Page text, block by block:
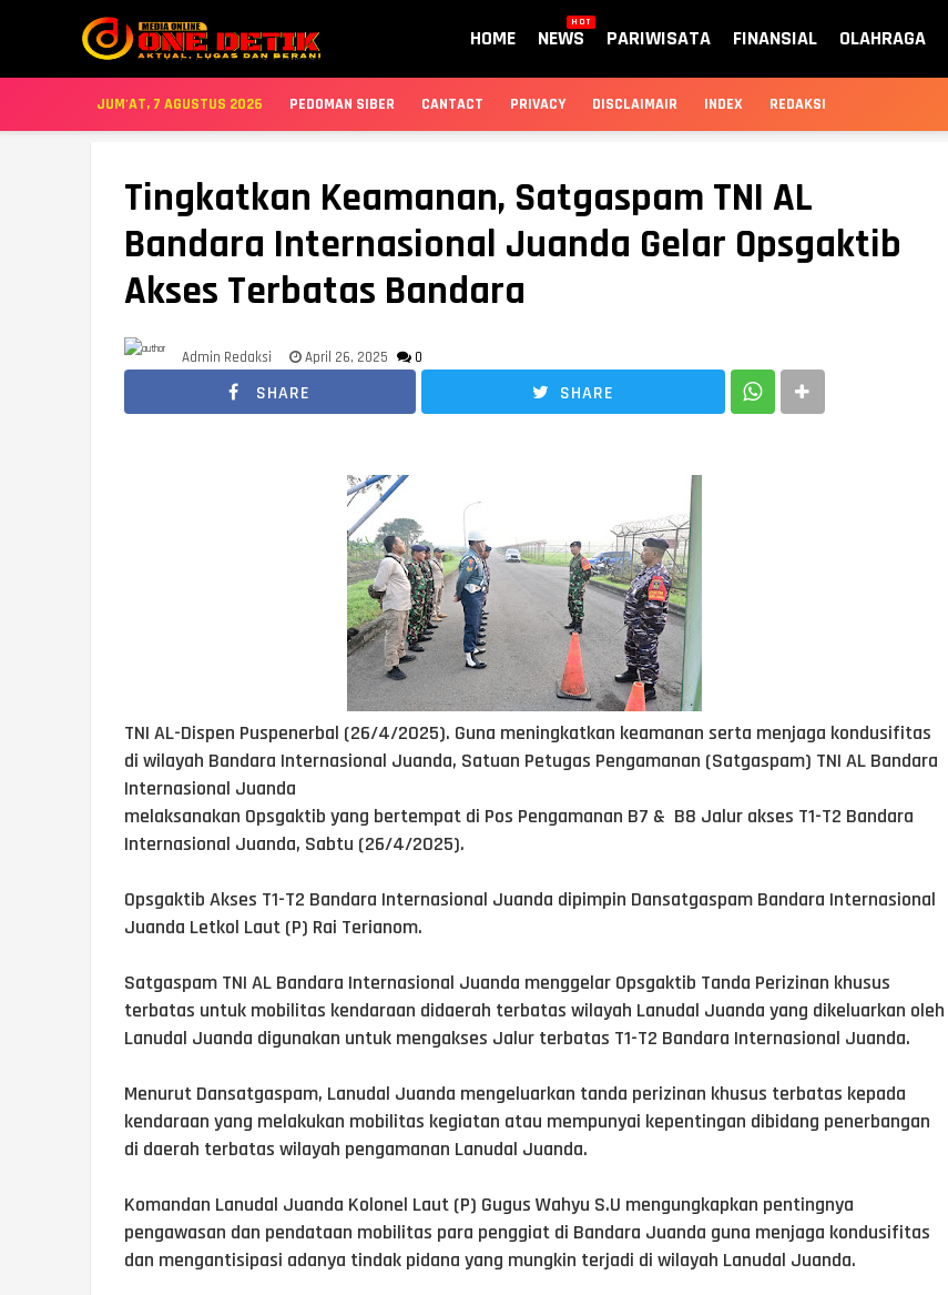
HOME NEWS
HOT
PARIWISATA FINANSIAL OLAHRAGA
JUM'AT, 7 AGUSTUS 2026 PEDOMAN SIBER CANTACT PRIVACY DISCLAIMAIR INDEX REDAKSI
Tingkatkan Keamanan, Satgaspam TNI AL
Bandara Internasional Juanda Gelar Opsgaktib
Akses Terbatas Bandara
Admin Redaksi April 26, 2025 0
SHARE SHARE
TNI AL-Dispen Puspenerbal (26/4/2025). Guna meningkatkan keamanan serta menjaga kondusifitas
di wilayah Bandara Internasional Juanda, Satuan Petugas Pengamanan (Satgaspam) TNI AL Bandara
Internasional Juanda
melaksanakan Opsgaktib yang bertempat di Pos Pengamanan B7 & B8 Jalur akses T1-T2 Bandara
Internasional Juanda, Sabtu (26/4/2025).
Opsgaktib Akses T1-T2 Bandara Internasional Juanda dipimpin Dansatgaspam Bandara Internasional
Juanda Letkol Laut (P) Rai Terianom.
Satgaspam TNI AL Bandara Internasional Juanda menggelar Opsgaktib Tanda Perizinan khusus
terbatas untuk mobilitas kendaraan didaerah terbatas wilayah Lanudal Juanda yang dikeluarkan oleh
Lanudal Juanda digunakan untuk mengakses Jalur terbatas T1-T2 Bandara Internasional Juanda.
Menurut Dansatgaspam, Lanudal Juanda mengeluarkan tanda perizinan khusus terbatas kepada
kendaraan yang melakukan mobilitas kegiatan atau mempunyai kepentingan dibidang penerbangan
di daerah terbatas wilayah pengamanan Lanudal Juanda.
Komandan Lanudal Juanda Kolonel Laut (P) Gugus Wahyu S.U mengungkapkan pentingnya
pengawasan dan pendataan mobilitas para penggiat di Bandara Juanda guna menjaga kondusifitas
dan mengantisipasi adanya tindak pidana yang mungkin terjadi di wilayah Lanudal Juanda.